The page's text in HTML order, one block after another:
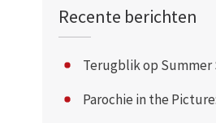
Recente berichten
Terugblik op Summer
Parochie in the